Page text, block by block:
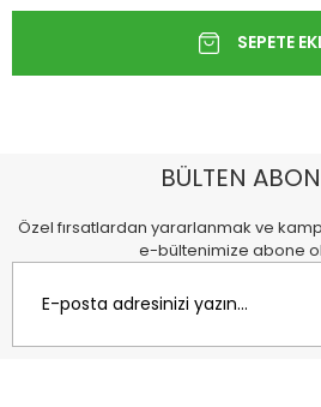
BÜLTEN
Özel fırsatlardan yararlanmak ve
e-bültenimize abone